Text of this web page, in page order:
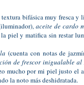
textura bifásica muy fresca y
aceite de cardo
la piel y matifica sin restar
(cuenta con notas de
de frescor inigualable al
mucho por mi piel justo el
la noto más deshidratada.